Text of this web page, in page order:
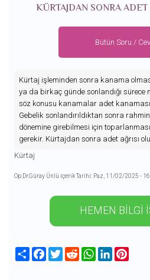
KÜRTAJDAN SONRA
Bütün Soru /
Kürtaj işleminden sonra kanama
ya da birkaç günde sonlandığı
söz konusu kanamalar adet
Gebelik sonlandırıldıktan sonra
dönemine girebilmesi için
gerekir. Kürtajdan sonra adet ağrısı
Kürtaj
Op.Dr.Güray Ünlü içerik Tarihi: Paz, 11/02/2025 -
HEMEN BİLGİ
Share Facebook
TwitterRedditWhatsApp
LinkedIn